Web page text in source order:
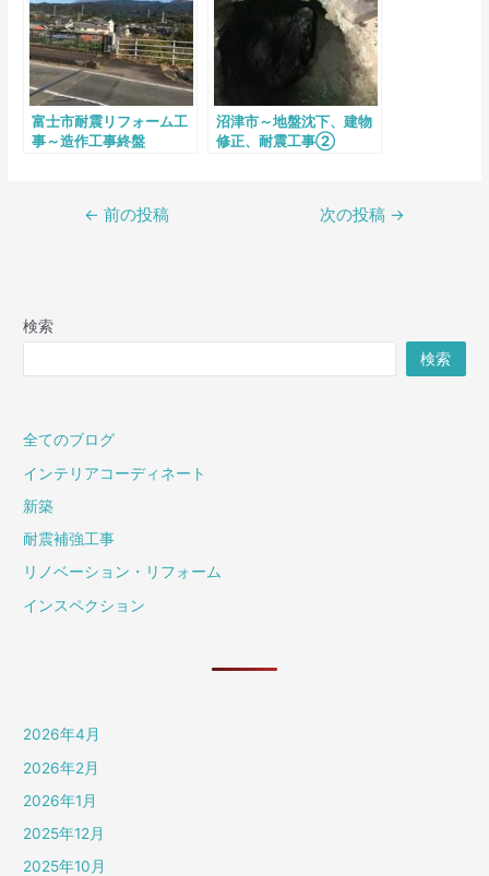
富士市耐震リフォーム工
事～造作工事終盤
沼津市～地盤沈下、建物
修正、耐震工事➁
← 前の投稿 次の投稿 →
検索
検索
全てのブログ
インテリアコーディネート
新築
耐震補強工事
リノベーション・リフォーム
インスペクション
2026年4月
2026年2月
2026年1月
2025年12月
2025年10月